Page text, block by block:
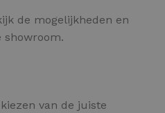
de mogelijkheden en
showroom.
van de juiste